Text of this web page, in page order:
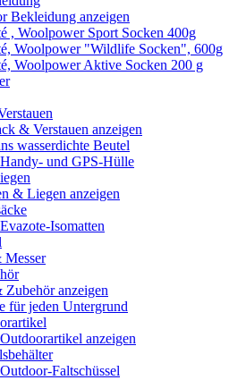
Bekleidung anzeigen
, Woolpower Sport Socken 400g
Woolpower "Wildlife Socken", 600g
Woolpower Aktive Socken 200 g
& Verstauen anzeigen
wasserdichte Beutel
und GPS-Hülle
& Liegen anzeigen
Isomatten
Messer
Zubehör anzeigen
für jeden Untergrund
anzeigen
Faltschüssel